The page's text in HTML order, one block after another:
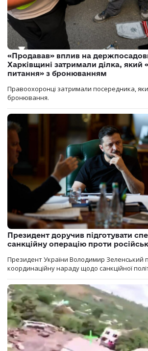
«Продавав» вплив на
Харківщині затримали ділка, який
питання» з бронюванням
Правоохоронці затримали посередника,
бронювання.
Президент доручив підготувати
санкційну операцію проти
Президент України Володимир Зеленський
координаційну нараду щодо санкційної